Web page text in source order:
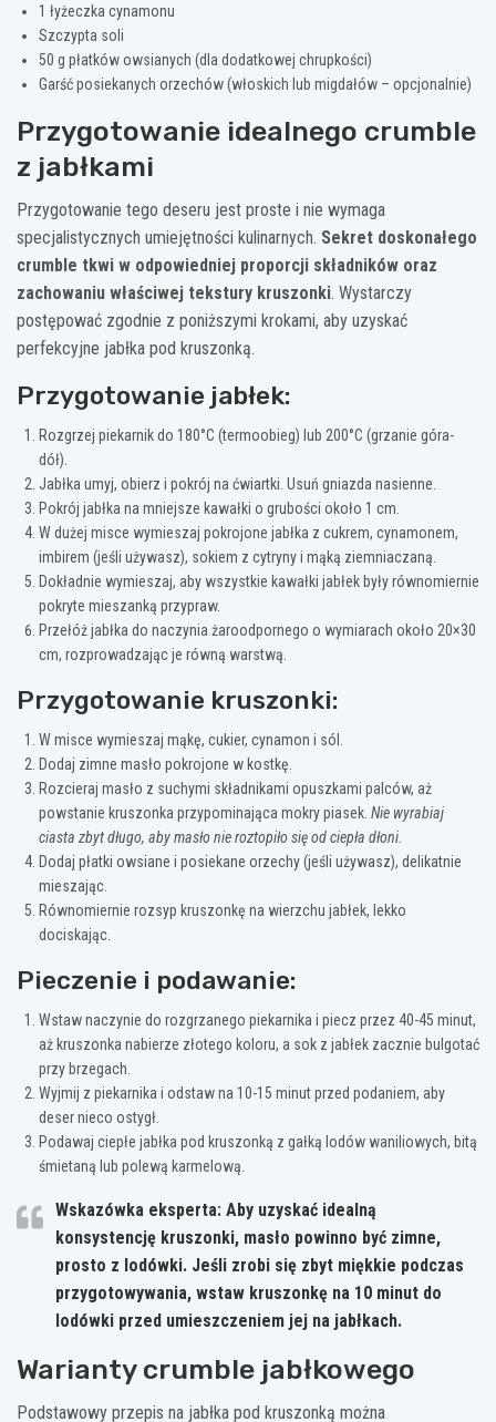
1 łyżeczka cynamonu
Szczypta soli
50 g płatków owsianych (dla dodatkowej chrupkości)
Garść posiekanych orzechów (włoskich lub migdałów – opcjonalnie)
Przygotowanie idealnego crumble
z jabłkami
Przygotowanie tego deseru jest proste i nie wymaga
specjalistycznych umiejętności kulinarnych. Sekret doskonałego
crumble tkwi w odpowiedniej proporcji składników oraz
zachowaniu właściwej tekstury kruszonki. Wystarczy
postępować zgodnie z poniższymi krokami, aby uzyskać
perfekcyjne jabłka pod kruszonką.
Przygotowanie jabłek:
Rozgrzej piekarnik do 180°C (termoobieg) lub 200°C (grzanie góra-
dół).
Jabłka umyj, obierz i pokrój na ćwiartki. Usuń gniazda nasienne.
Pokrój jabłka na mniejsze kawałki o grubości około 1 cm.
W dużej misce wymieszaj pokrojone jabłka z cukrem, cynamonem,
imbirem (jeśli używasz), sokiem z cytryny i mąką ziemniaczaną.
Dokładnie wymieszaj, aby wszystkie kawałki jabłek były równomiernie
pokryte mieszanką przypraw.
Przełóż jabłka do naczynia żaroodpornego o wymiarach około 20×30
cm, rozprowadzając je równą warstwą.
Przygotowanie kruszonki:
W misce wymieszaj mąkę, cukier, cynamon i sól.
Dodaj zimne masło pokrojone w kostkę.
Rozcieraj masło z suchymi składnikami opuszkami palców, aż
powstanie kruszonka przypominająca mokry piasek. Nie wyrabiaj
ciasta zbyt długo, aby masło nie roztopiło się od ciepła dłoni.
Dodaj płatki owsiane i posiekane orzechy (jeśli używasz), delikatnie
mieszając.
Równomiernie rozsyp kruszonkę na wierzchu jabłek, lekko
dociskając.
Pieczenie i podawanie:
Wstaw naczynie do rozgrzanego piekarnika i piecz przez 40-45 minut,
aż kruszonka nabierze złotego koloru, a sok z jabłek zacznie bulgotać
przy brzegach.
Wyjmij z piekarnika i odstaw na 10-15 minut przed podaniem, aby
deser nieco ostygł.
Podawaj ciepłe jabłka pod kruszonką z gałką lodów waniliowych, bitą
śmietaną lub polewą karmelową.
Wskazówka eksperta: Aby uzyskać idealną
konsystencję kruszonki, masło powinno być zimne,
prosto z lodówki. Jeśli zrobi się zbyt miękkie podczas
przygotowywania, wstaw kruszonkę na 10 minut do
lodówki przed umieszczeniem jej na jabłkach.
Warianty crumble jabłkowego
Podstawowy przepis na jabłka pod kruszonką można